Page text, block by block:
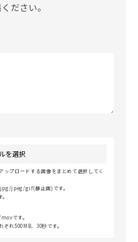
ださい。
を選択
プロードする画像をまとめて選択してく
jpeg/gif(静止画)です。
です。
れ500MB、30秒です。